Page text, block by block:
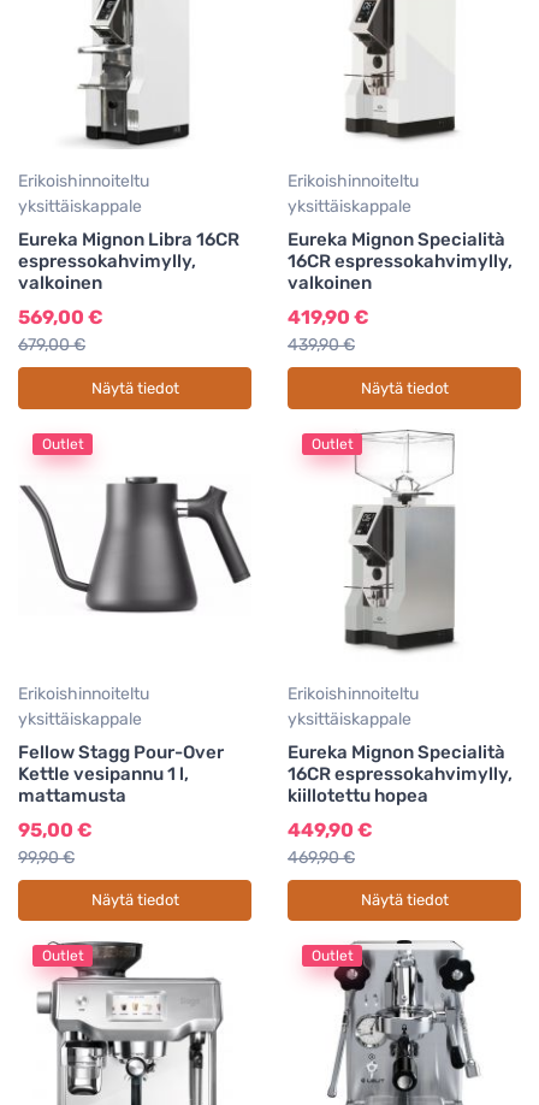
Erikoishinnoiteltu
yksittäiskappale
Eureka Mignon Libra 16CR
espressokahvimylly,
valkoinen
569,00 €
679,00 €
Näytä tiedot
Erikoishinnoiteltu
yksittäiskappale
Eureka Mignon Specialità
16CR espressokahvimylly,
valkoinen
419,90 €
439,90 €
Näytä tiedot
Outlet
Erikoishinnoiteltu
yksittäiskappale
Fellow Stagg Pour-Over
Kettle vesipannu 1 l,
mattamusta
95,00 €
99,90 €
Näytä tiedot
Outlet
Erikoishinnoiteltu
yksittäiskappale
Eureka Mignon Specialità
16CR espressokahvimylly,
kiillotettu hopea
449,90 €
469,90 €
Näytä tiedot
Outlet Outlet